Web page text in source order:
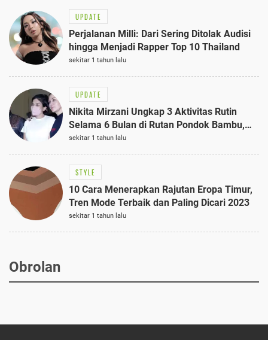
UPDATE
Perjalanan Milli: Dari Sering Ditolak Audisi
hingga Menjadi Rapper Top 10 Thailand
sekitar 1 tahun lalu
UPDATE
Nikita Mirzani Ungkap 3 Aktivitas Rutin
Selama 6 Bulan di Rutan Pondok Bambu,
Terungkap!
sekitar 1 tahun lalu
STYLE
10 Cara Menerapkan Rajutan Eropa Timur,
Tren Mode Terbaik dan Paling Dicari 2023
sekitar 1 tahun lalu
Obrolan